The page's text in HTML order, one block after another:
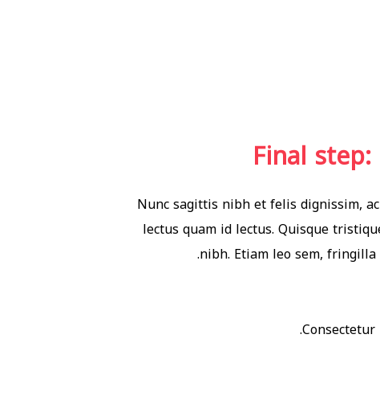
Final step:
Nunc sagittis nibh et felis dignissim,
lectus quam id lectus. Quisque
nibh. Etiam leo sem,